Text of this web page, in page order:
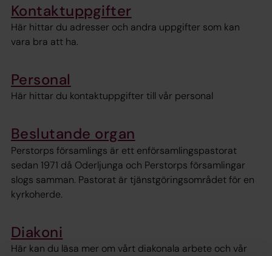
Kontaktuppgifter
Här hittar du adresser och andra uppgifter som kan
vara bra att ha.
Personal
Här hittar du kontaktuppgifter till vår personal
Beslutande organ
Perstorps församlings är ett enförsamlingspastorat
sedan 1971 då Oderljunga och Perstorps församlingar
slogs samman. Pastorat är tjänstgöringsområdet för en
kyrkoherde.
Diakoni
Här kan du läsa mer om vårt diakonala arbete och vår